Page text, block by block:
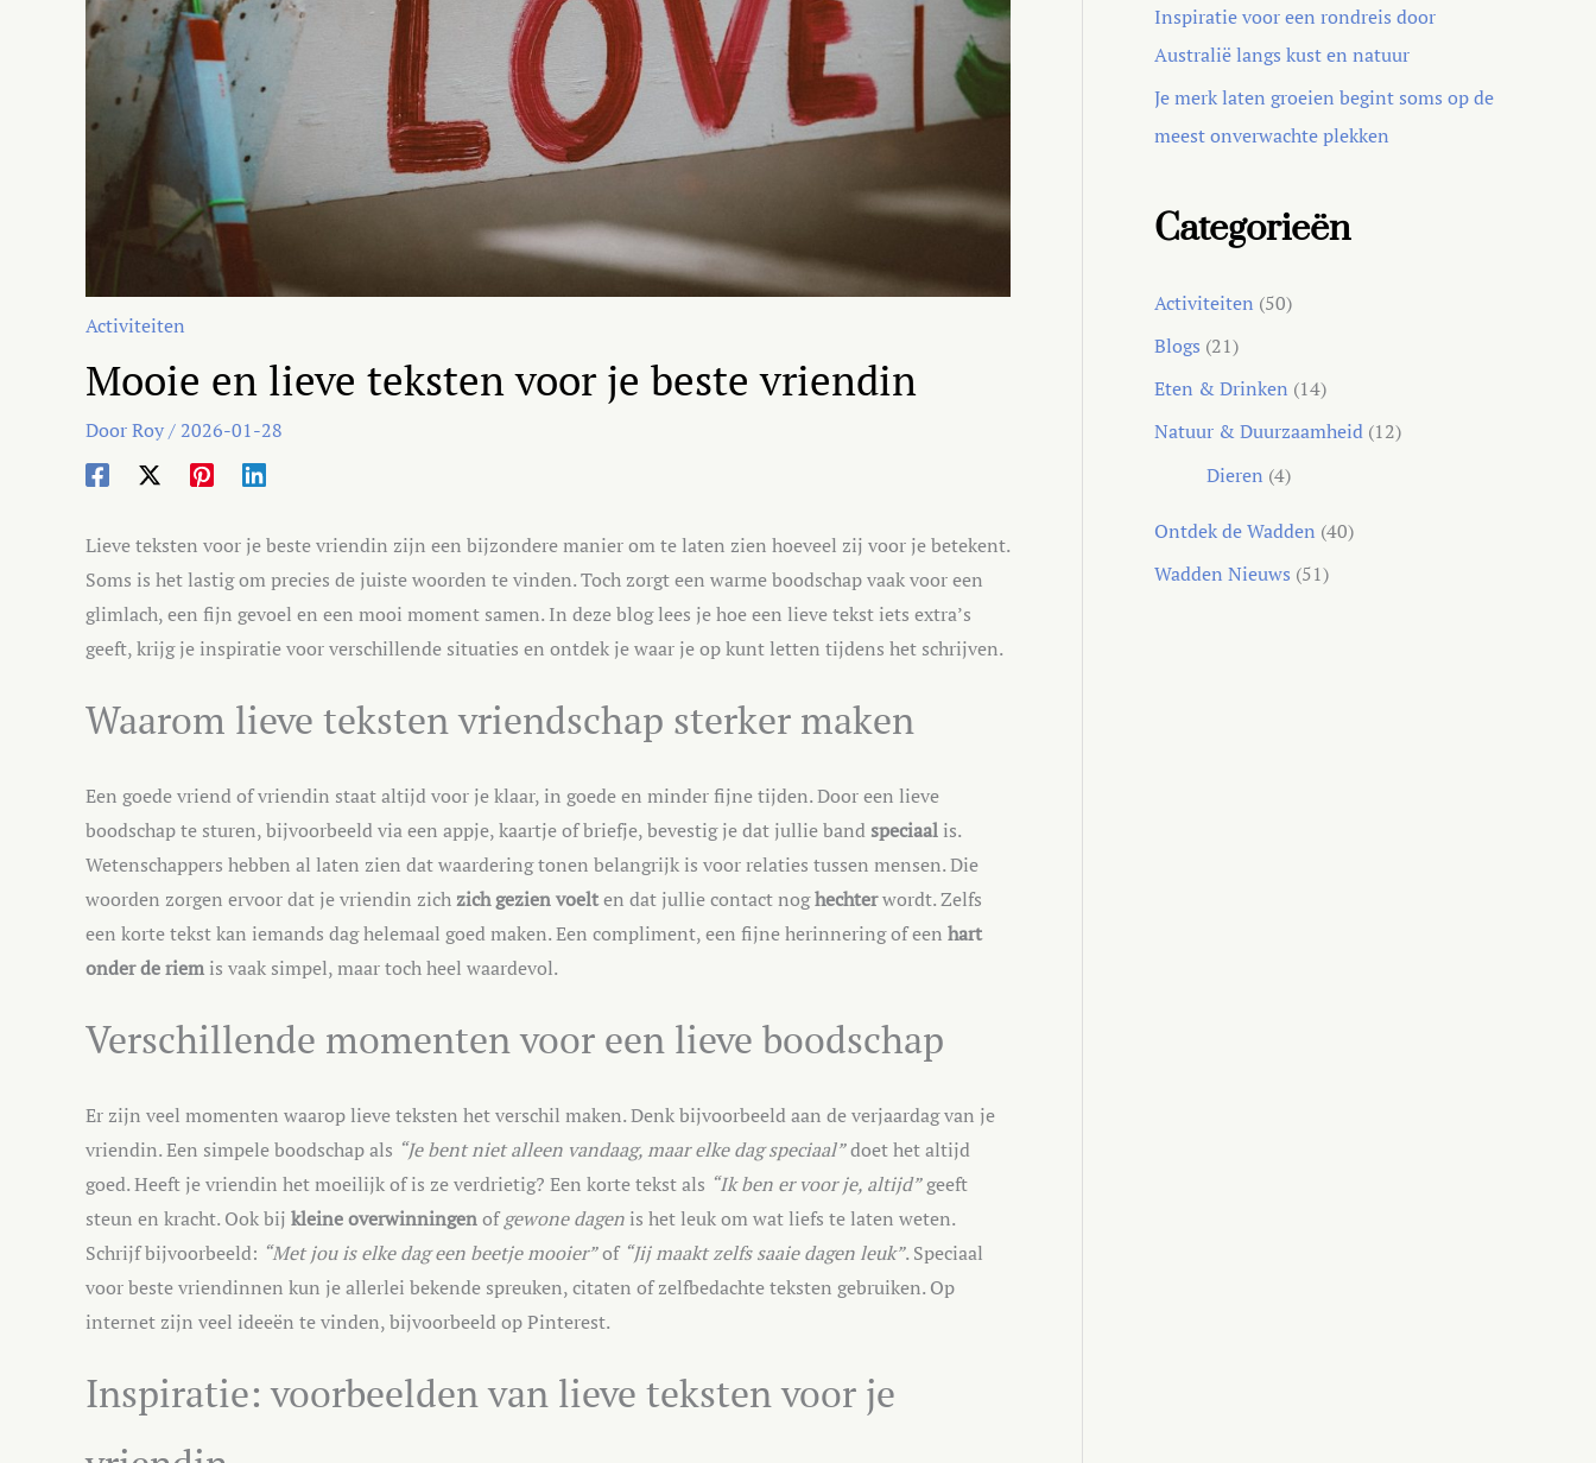
Activiteiten
Mooie en lieve teksten voor je beste vriendin
DoorRoy/ 2026-01-28
Lieve teksten voor je beste vriendin zijn een bijzondere manier om te laten zien hoeveel zij voor je betekent.
Soms is het lastig om precies de juiste woorden te vinden. Toch zorgt een warme boodschap vaak voor een
glimlach, een fijn gevoel en een mooi moment samen. In deze blog lees je hoe een lieve tekst iets extra’s
geeft, krijg je inspiratie voor verschillende situaties en ontdek je waar je op kunt letten tijdens het schrijven.
Waarom lieve teksten vriendschap sterker maken
Een goede vriend of vriendin staat altijd voor je klaar, in goede en minder fijne tijden. Door een lieve
boodschap te sturen, bijvoorbeeld via een appje, kaartje of briefje, bevestig je dat jullie band speciaal is.
Wetenschappers hebben al laten zien dat waardering tonen belangrijk is voor relaties tussen mensen. Die
woorden zorgen ervoor dat je vriendin zichzich gezien voelten dat jullie contact noghechterwordt. Zelfs
een korte tekst kan iemands dag helemaal goed maken. Een compliment, een fijne herinnering of een hart
onder de riem is vaak simpel, maar toch heel waardevol.
Verschillende momenten voor een lieve boodschap
Er zijn veel momenten waarop lieve teksten het verschil maken. Denk bijvoorbeeld aan de verjaardag van je
vriendin. Een simpele boodschap als “Je bent niet alleen vandaag, maar elke dag speciaal”doet het altijd
goed. Heeft je vriendin het moeilijk of is ze verdrietig? Een korte tekst als “Ik ben er voor je, altijd”geeft
steun en kracht. Ook bij kleine overwinningenofgewone dagen is het leuk om wat liefs te laten weten.
Schrijf bijvoorbeeld: “Met jou is elke dag een beetje mooier”of “Jij maakt zelfs saaie dagen leuk”. Speciaal
voor beste vriendinnen kun je allerlei bekende spreuken, citaten of zelfbedachte teksten gebruiken. Op
internet zijn veel ideeën te vinden, bijvoorbeeld op Pinterest.
Inspiratie: voorbeelden van lieve teksten voor je
Inspiratie voor een rondreis door
Australië langs kust en natuur
Je merk laten groeien begint soms op de
meest onverwachte plekken
Categorieën
Activiteiten (50)
Blogs (21)
Eten & Drinken (14)
Natuur & Duurzaamheid (12)
Dieren (4)
Ontdek de Wadden (40)
Wadden Nieuws (51)